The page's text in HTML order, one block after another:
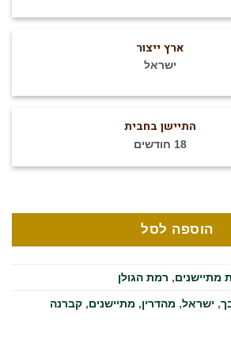
ארץ ייצור
ישראל
התיישן בחבית
18 חודשים
- 2017
הוספה לסל
,רמת הגולן
ישראל,מהדרין,מתיישנים,קברנה